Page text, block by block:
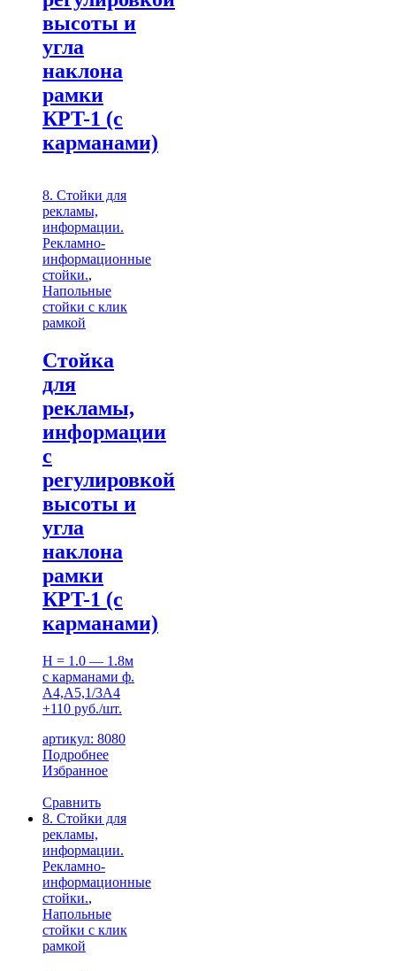
высоты и
угла
наклона
рамки
КРT-1 (с
карманами)
8. Стойки для
рекламы,
информации.
Рекламно-
информационные
стойки.,
Напольные
стойки с клик
рамкой
Стойка
для
рекламы,
информации
с
регулировкой
высоты и
угла
наклона
рамки
КРT-1 (с
карманами)
H = 1.0 — 1.8м
с карманами ф.
А4,А5,1/3А4
+110 руб./шт.
артикул: 8080
Подробнее
Избранное
Сравнить
8. Стойки для
рекламы,
информации.
Рекламно-
информационные
стойки.,
Напольные
стойки с клик
рамкой